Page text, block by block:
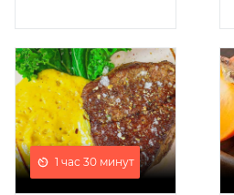
1 час 30 минут